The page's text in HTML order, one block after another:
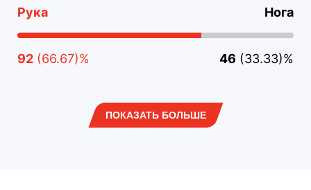
Рука Нога
92 (66.67)% 46 (33.33)%
ПОКАЗАТЬ БОЛЬШЕ